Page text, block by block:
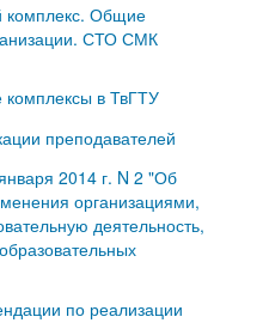
комплекс. Общие
СТО СМК
комплексы в ТвГТУ
преподавателей
2014 г. N 2 "Об
организациями,
деятельность,
по реализации